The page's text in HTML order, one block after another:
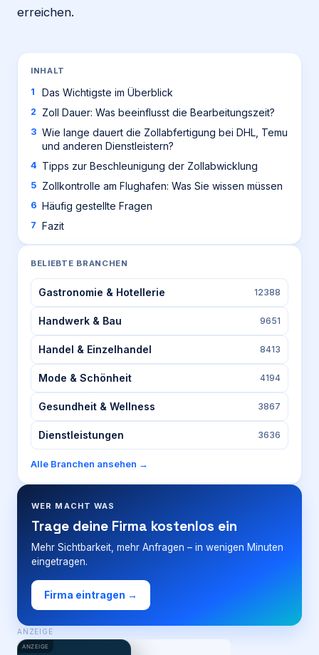
erreichen.
INHALT
Das Wichtigste im Überblick
Zoll Dauer: Was beeinflusst die Bearbeitungszeit?
Wie lange dauert die Zollabfertigung bei DHL, Temu
und anderen Dienstleistern?
Tipps zur Beschleunigung der Zollabwicklung
Zollkontrolle am Flughafen: Was Sie wissen müssen
Häufig gestellte Fragen
Fazit
BELIEBTE BRANCHEN
Gastronomie & Hotellerie 12388
Handwerk & Bau 9651
Handel & Einzelhandel 8413
Mode & Schönheit 4194
Gesundheit & Wellness 3867
Dienstleistungen 3636
Alle Branchen ansehen →
WER MACHT WAS
Trage deine Firma kostenlos ein
Mehr Sichtbarkeit, mehr Anfragen – in wenigen Minuten
eingetragen.
Firma eintragen →
ANZEIGE
ANZEIGE